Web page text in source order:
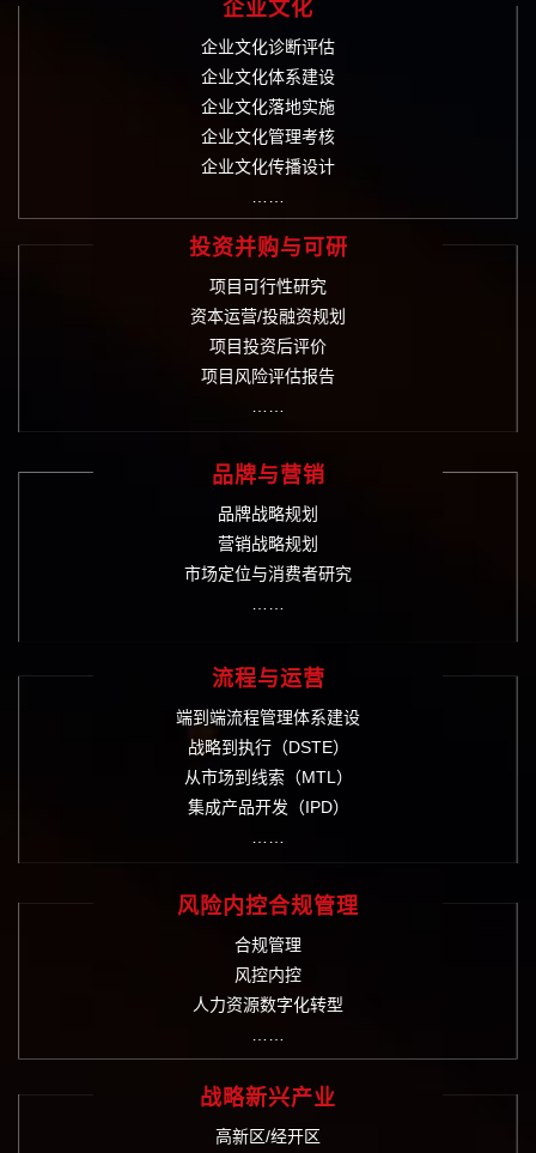
企业文化
企业文化诊断评估
企业文化体系建设
企业文化落地实施
企业文化管理考核
企业文化传播设计
投资并购与可研
项目可行性研究
资本运营/投融资规划
项目投资后评价
项目风险评估报告
品牌与营销
品牌战略规划
营销战略规划
市场定位与消费者研究
流程与运营
端到端流程管理体系建设
战略到执行（DSTE）
从市场到线索（MTL）
集成产品开发（IPD）
风险内控合规管理
合规管理
风控内控
人力资源数字化转型
战略新兴产业
高新区/经开区